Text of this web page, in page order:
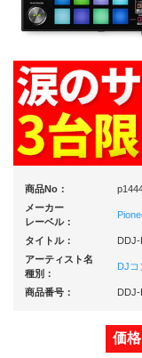
商品No：
メーカー
レーベル：
タイトル：
DDJ-
アーティスト名
種別：
DJコ
商品番号： DDJ-
価格